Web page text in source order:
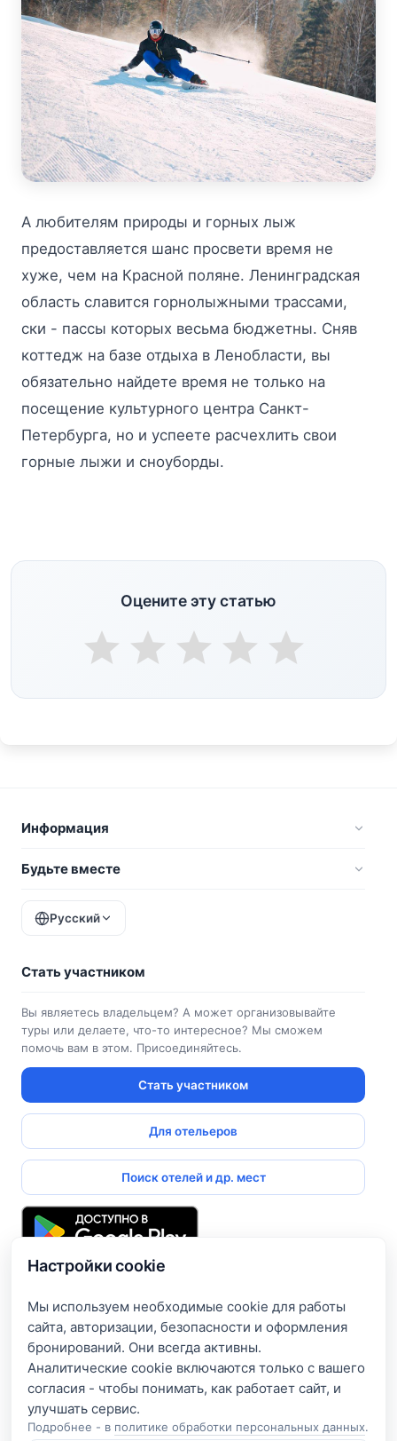
Настройки cookie
Мы используем необходимые cookie для работы
сайта, авторизации, безопасности и оформления
бронирований. Они всегда активны.
Аналитические cookie включаются только с вашего
согласия - чтобы понимать, как работает сайт, и
Подробнее - в политике обработки персональных данных.
А любителям природы и горных лыж
предоставляется шанс просвети время не
хуже, чем на Красной поляне. Ленинградская
область славится горнолыжными трассами,
ски - пассы которых весьма бюджетны. Сняв
коттедж на базе отдыха в Ленобласти, вы
обязательно найдете время не только на
посещение культурного центра Санкт-
Петербурга, но и успеете расчехлить свои
горные лыжи и сноуборды.
Оцените эту статью
Информация
Будьте вместе
Русский
Стать участником
Вы являетесь владельцем? А может организовывайте
туры или делаете, что-то интересное? Мы сможем
помочь вам в этом. Присоединяйтесь.
Стать участником
Для отельеров
Поиск отелей и др. мест
предложениям
Введите свой электронный адрес, чтобы получить доступ
к скидкам только для подписчиков. Новые акции и
эксклюзивные предложения будут приходить сразу на
вашу почту!